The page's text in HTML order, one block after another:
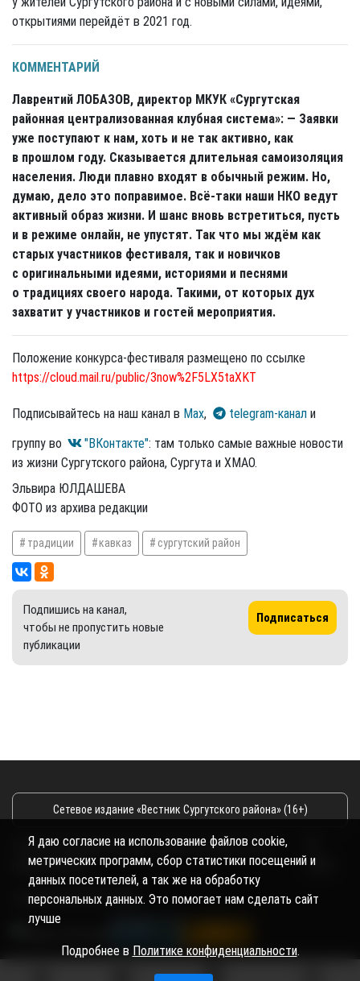
открытиями перейдёт в 2021 год.
КОММЕНТАРИЙ
Лаврентий ЛОБАЗОВ, директор МКУК «Сургутская
районная централизованная клубная система»: — Заявки
уже поступают к нам, хоть и не так активно, как
в прошлом году. Сказывается длительная самоизоляция
населения. Люди плавно входят в обычный режим. Но,
думаю, дело это поправимое. Всё-таки наши НКО ведут
активный образ жизни. И шанс вновь встретиться, пусть
и в режиме онлайн, не упустят. Так что мы ждём как
старых участников фестиваля, так и новичков
с оригинальными идеями, историями и песнями
о традициях своего народа. Такими, от которых дух
захватит у участников и гостей мероприятия.
Положение конкурса-фестиваля размещено по ссылке
https://cloud.mail.ru/public/3now%2F5LX5taXKT
Подписывайтесь на наш канал в Max, telegram-канал и
группу во
"ВКонтакте": там только самые важные новости
из жизни Сургутского района, Сургута и ХМАО.
Эльвира ЮЛДАШЕВА
ФОТО из архива редакции
традиции кавказ сургутский район
Подпишись на канал,
чтобы не пропустить новые
публикации
Подписаться
Сетевое издание «Вестник Сургутского района» (16+)
Сетевое издание Вестник - Новости Сургутского
района и Югры
2026
Copyright © 2018- 2026
Я даю согласие на использование файлов cookie,
метрических программ, сбор статистики посещений и
данных посетителей, а так же на обработку
персональных данных. Это помогает нам сделать сайт
лучше
Подробнее в Политике конфиденциальности.